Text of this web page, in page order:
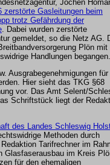
Jochen
zerstörte Gasleitungen beim
trotz Gefährdung der
. Dabei wurden zerstörte
gemeldet, so die Netz AG.
Plön mit
Handlungen begangen.
Ausgrabegenehmigungen für
Hier sieht das TKG §68
vor. Das Amt Selent/
Schriftstück liegt der
des Landes Schleswig
Methoden durch
Tarifrechner im
Glasfaserausbau im Kreis
für den ehemaligen